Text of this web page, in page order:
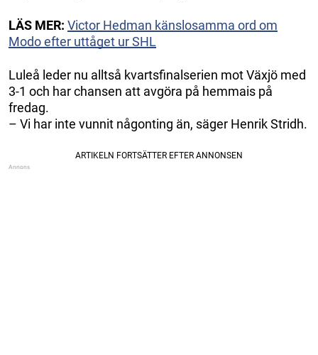
LÄS MER: Victor Hedman känslosamma ord om
Modo efter uttåget ur SHL
Luleå leder nu alltså kvartsfinalserien mot Växjö med
3-1 och har chansen att avgöra på hemmais på
fredag.
– Vi har inte vunnit någonting än, säger Henrik Stridh.